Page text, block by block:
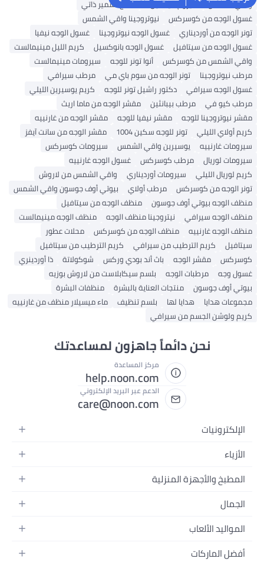
واقي الشمس سيروم فيتامين C
منتج تسمير ذاتي
غسول الوجه من كوسركس
نيوتروجينا واقي الشمس
تونر الوجه من أورديناري
غسول الوجه نيوتروجينا
غسول الوجه نيفيا
غسول الوجه من سيتافيل
غسول الوجه بانوكسيل
كريم الليل مينيمالست
واقي الشمس من كوسركس
أنوا تونر للوجه
سيرومات مينيمالست
مرطب نيوتروجينا
تونر الوجه من سوم باي مي
مرطب سيرافي
غسول الوجه سيرافي
دكتور راشيل تونر للوجه
كريم يوسيرين الليلي
مرطب كيو في
مرطب بيبانثين
مقشر الوجه من ماما اريث
مقشر نيوتروجينا للوجه
مقشر نيفيا للوجه
مقشر الوجه من غارنييه
كريم أولاي الليلي
تونر للوجه سكين 1004
مقشر الوجه من سانت آيفز
سيرومات غارنييه
يوسيرين واقي الشمس
سيرومات كوسركس
سيرومات لوريال
مرطب كوسركس
غسول الوجه غارنييه
كريم لوريال الليلي
سيرومات أورديناري
واقي الشمس من لاروش
تونر الوجه من كوسركس
مرطب أولاي
بيوتي أوف جوسون واقي الشمس
منظف ​​الوجه بيوتي أوف جوسون
منظف ​​الوجه من سيتافيل
منظف ​​الوجه سيرافي
نيتروجينا منظف الوجه
منظف ​​الوجه مينيمالست
منظف ​​الوجه غارنييه
منظف ​​الوجه من كوسركس
محلات عطور
سيتافيل
كريم الترطيب من سيرافي
كريم الترطيب من سيتافيل
كوسركس
مقشر الوجه باث أند بودي وركس شوكولاتة
ذا أوردينري
غسول وجه
مرطبات الوجه
بلسم سيكابلاست من لاروش بوزيه
بيوتي أوف جوسون
منتجات العناية بالبشرة
منظفات البشرة
مجموعات هدايا
هدايا لها بلسم تنظيف
ماء ميسيلار منظف من غارنييه
كريم ولوشن الجسم من سيرافي
نحن دائماً جاهزون لمساعدتك
مركز المساعدة
help.noon.com
الدعم عبر البريد الإلكتروني
care@noon.com
الإلكترونيات
الهواتف المتحركة
أجهزة الكمبيوتر المحمولة
أجهزة الكمبيوتر المكتبية
سماعات الرأس
الكاميرات والصور وتسجيل الفيديو
الأزياء
أزياء نسائية
أزياء الأطفال
العطور
المطبخ والأجهزة المنزلية
الأجهزة الكبيرة
أثاث غرفة النوم
التخزين
الجمال
العطور
العناية بالشعر
المواليد الألعاب
الرضاعة والتغذية
أفضل الماركات